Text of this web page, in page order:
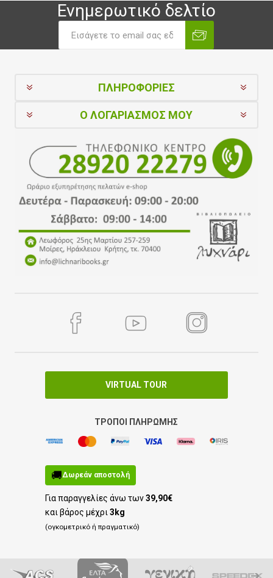
Ενημερωτικό δελτίο
ΠΛΗΡΟΦΟΡΊΕΣ
Ο ΛΟΓΑΡΙΑΣΜΌΣ ΜΟΥ
VIRTUAL TOUR
ΤΡΌΠΟΙ ΠΛΗΡΩΜΉΣ
🚚Δωρεάν αποστολή
Για παραγγελίες άνω των39,90€
και βάρος μέχρι 3kg
(ογκομετρικό ή πραγματικό)